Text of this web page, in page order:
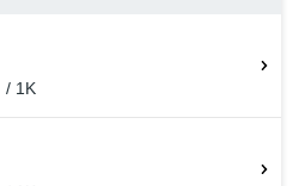
/ 1K